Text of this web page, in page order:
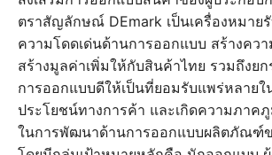
ตราสัญลักษณ์ DEmark เป็นเครื่องหมาย
ความโดดเด่นด้านการออกแบบ สร้างคว
สร้างมูลค่าเพิ่มให้กับสินค้าไทย รวมถึงย
การออกแบบดีให้เป็นที่ยอมรับแพร่หลายใ
ประโยชน์ทางการค้า และเกิดความภาคภู
ในการพัฒนาด้านการออกแบบผลิตภัณฑ์ข